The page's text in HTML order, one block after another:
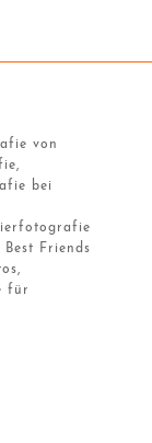
von
bei
Friends
für